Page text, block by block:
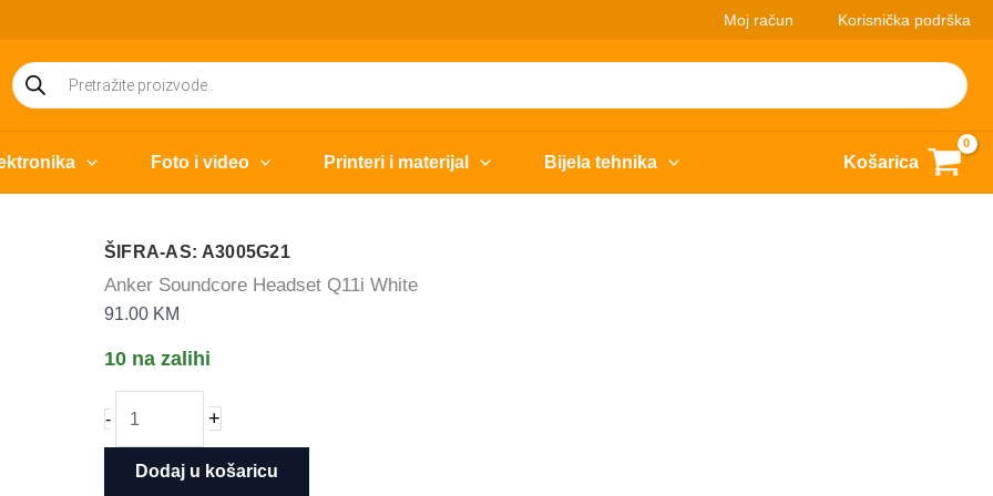
Moj račun Korisnička podrška
Products
search
Foto i video Printeri i materijal Bijela tehnika Košarica
ŠIFRA-AS: A3005G21
Anker Soundcore Headset Q11i White
91.00 KM
10 na zalihi
-
Soundcore
+
Dodaj u košaricu